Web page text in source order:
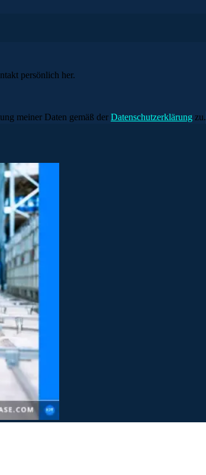
persönlich her.
meiner Daten gemäß der Datenschutzerklärung zu.